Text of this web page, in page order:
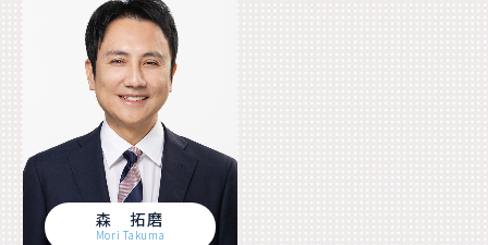
森 拓磨
Mori Takuma